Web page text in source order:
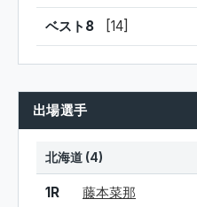
ベスト8 [14]
出場選手
北海道 (4)
結果 シード 選手名
1R 藤本菜那